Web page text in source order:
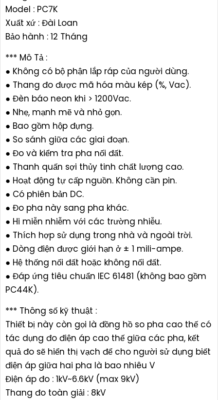
Model : PC7K
Xuất xứ : Đài Loan
Bảo hành : 12 Tháng
*** Mô Tả :
● Không có bộ phận lắp ráp của người dùng.
● Thang đo được mã hóa màu kép (%, Vac).
● Đèn báo neon khi > 1200Vac.
● Nhẹ, mạnh mẽ và nhỏ gọn.
● Bao gồm hộp đựng.
● So sánh giữa các giai đoạn.
● Đo và kiểm tra pha nối đất.
● Thanh quấn sợi thủy tinh chất lượng cao.
● Hoạt động tự cấp nguồn. Không cần pin.
● Có phiên bản DC.
● Đo pha này sang pha khác.
● Hi miễn nhiễm với các trường nhiễu.
● Thích hợp sử dụng trong nhà và ngoài trời.
● Dòng điện được giới hạn ở ± 1 mili-ampe.
● Hệ thống nối đất hoặc không nối đất.
● Đáp ứng tiêu chuẩn IEC 61481 (không bao gồm
PC44K).
*** Thông số kỹ thuật :
Thiết bị này còn gọi là đồng hồ so pha cao thế có
tác dụng đo điện áp cao thế giữa các pha, kết
quả đo sẽ hiển thị vạch để cho người sử dụng biết
điện áp giữa hai pha là bao nhiêu V
Điện áp đo : 1kV~6.6kV (max 9kV)
Thang đo toàn giải : 8kV